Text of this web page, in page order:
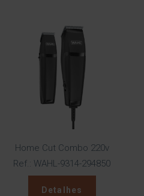
Home Cut Combo 220v
Ref.: WAHL-9314-294850
Detalhes